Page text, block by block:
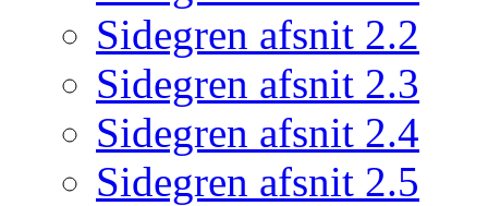
Sidegren afsnit 2.2
Sidegren afsnit 2.3
Sidegren afsnit 2.4
Sidegren afsnit 2.5